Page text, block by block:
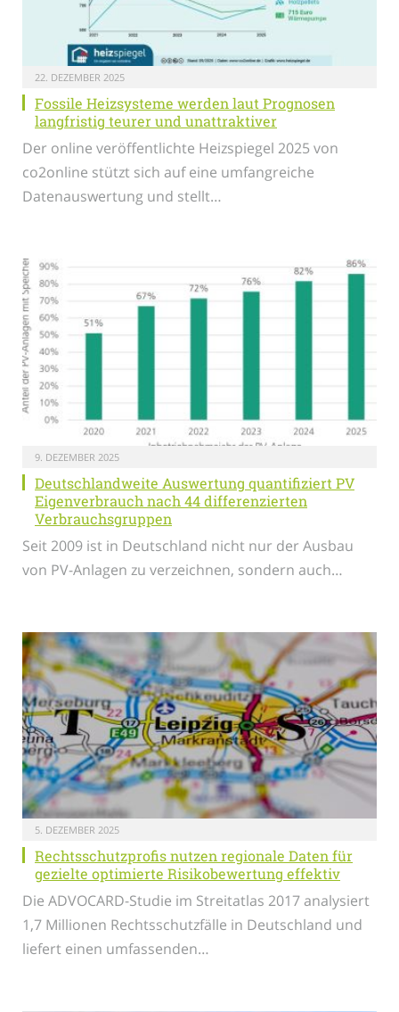
22. DEZEMBER 2025
Fossile Heizsysteme werden laut Prognosen
langfristig teurer und unattraktiver
Der online veröffentlichte Heizspiegel 2025 von
co2online stützt sich auf eine umfangreiche
Datenauswertung und stellt…
9. DEZEMBER 2025
Deutschlandweite Auswertung quantifiziert PV
Eigenverbrauch nach 44 differenzierten
Verbrauchsgruppen
Seit 2009 ist in Deutschland nicht nur der Ausbau
von PV-Anlagen zu verzeichnen, sondern auch…
5. DEZEMBER 2025
Rechtsschutzprofis nutzen regionale Daten für
gezielte optimierte Risikobewertung effektiv
Die ADVOCARD-Studie im Streitatlas 2017 analysiert
1,7 Millionen Rechtsschutzfälle in Deutschland und
liefert einen umfassenden…